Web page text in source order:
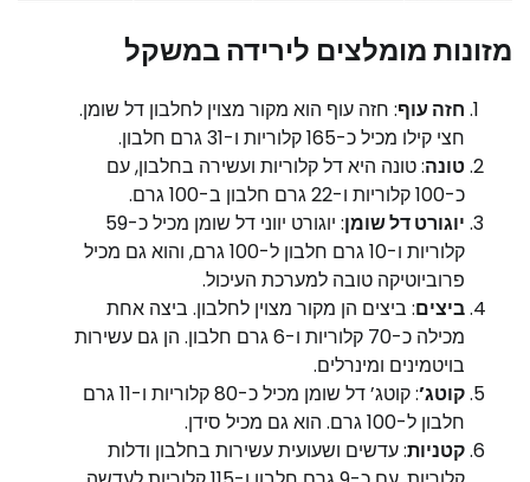
מזונות מומלצים לירידה במשקל
חזה עוף: חזה עוף הוא מקור מצוין לחלבון דל שומן.
חצי קילו מכיל כ-165 קלוריות ו-31 גרם חלבון.
טונה: טונה היא דל קלוריות ועשירה בחלבון, עם
כ-100 קלוריות ו-22 גרם חלבון ב-100 גרם.
יוגורט דל שומן
: יוגורט יווני דל שומן מכיל כ-59
קלוריות ו-10 גרם חלבון ל-100 גרם, והוא גם מכיל
פרוביוטיקה טובה למערכת העיכול.
ביצים: ביצים הן מקור מצוין לחלבון. ביצה אחת
מכילה כ-70 קלוריות ו-6 גרם חלבון. הן גם עשירות
בויטמינים ומינרלים.
קוטג’
: קוטג’ דל שומן מכיל כ-80 קלוריות ו-11 גרם
חלבון ל-100 גרם. הוא גם מכיל סידן.
קטניות: עדשים ושעועית עשירות בחלבון ודלות